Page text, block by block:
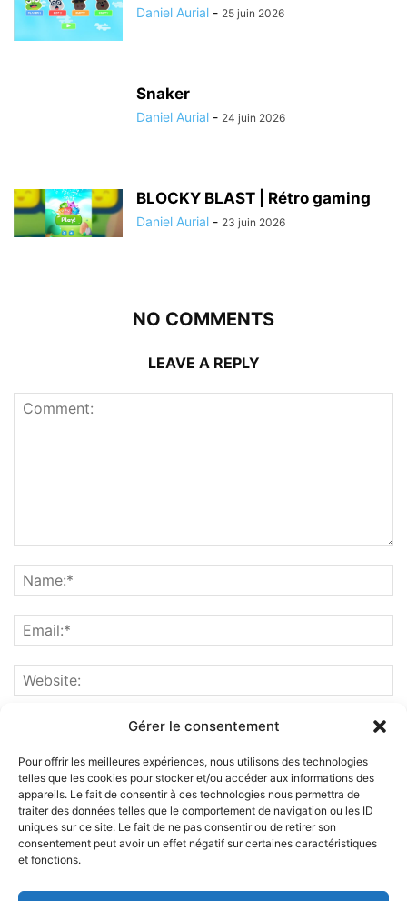
Gérer le consentement
Pour offrir les meilleures expériences, nous utilisons des technologies
telles que les cookies pour stocker et/ou accéder aux informations des
appareils. Le fait de consentir à ces technologies nous permettra de
traiter des données telles que le comportement de navigation ou les ID
uniques sur ce site. Le fait de ne pas consentir ou de retirer son
consentement peut avoir un effet négatif sur certaines caractéristiques
et fonctions.
Daniel Aurial - 25 juin 2026
Snaker
Daniel Aurial - 24 juin 2026
BLOCKY BLAST | Rétro gaming
Daniel Aurial - 23 juin 2026
NO COMMENTS
LEAVE A REPLY
ABOUT US